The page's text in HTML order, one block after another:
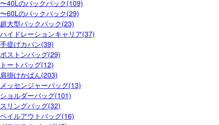
〜40Lのバックパック(109)
〜60Lのバックパック(29)
超大型バックパック(23)
ハイドレーションキャリア(37)
手提げカバン(39)
ボストンバッグ(29)
トートバッグ(12)
肩掛けかばん(203)
メッセンジャーバッグ(13)
ショルダーバッグ(101)
スリングバッグ(32)
ベイルアウトバッグ(16)